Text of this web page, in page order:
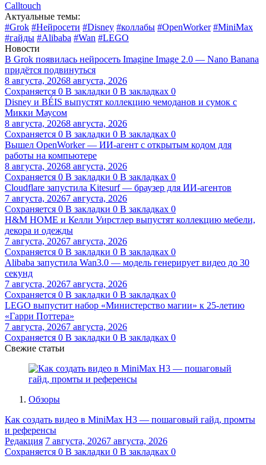
Calltouch
Актуальные темы:
#Grok #Нейросети #Disney #коллабы #OpenWorker #MiniMax
#гайды #Alibaba #Wan #LEGO
Новости
В Grok появилась нейросеть Imagine Image 2.0 — Nano Banana
придётся подвинуться
8 августа, 20268 августа, 2026
Сохраняется 0 В закладки 0 В закладках 0
Disney и BÉIS выпустят коллекцию чемоданов и сумок с
Микки Маусом
8 августа, 20268 августа, 2026
Сохраняется 0 В закладки 0 В закладках 0
Вышел OpenWorker — ИИ-агент с открытым кодом для
работы на компьютере
8 августа, 20268 августа, 2026
Сохраняется 0 В закладки 0 В закладках 0
Cloudflare запустила Kitesurf — браузер для ИИ-агентов
7 августа, 20267 августа, 2026
Сохраняется 0 В закладки 0 В закладках 0
H&M HOME и Келли Уирстлер выпустят коллекцию мебели,
декора и одежды
7 августа, 20267 августа, 2026
Сохраняется 0 В закладки 0 В закладках 0
Alibaba запустила Wan3.0 — модель генерирует видео до 30
секунд
7 августа, 20267 августа, 2026
Сохраняется 0 В закладки 0 В закладках 0
LEGO выпустит набор «Министерство магии» к 25-летию
«Гарри Поттера»
7 августа, 20267 августа, 2026
Сохраняется 0 В закладки 0 В закладках 0
Свежие статьи
Обзоры
Как создать видео в MiniMax H3 — пошаговый гайд, промты
и референсы
Редакция 7 августа, 20267 августа, 2026
Сохраняется 0 В закладки 0 В закладках 0